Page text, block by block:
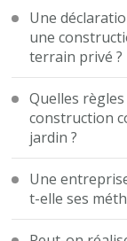
Une
une
terrain privé ?
Quelles
construction
jardin ?
Une
t-elle ses